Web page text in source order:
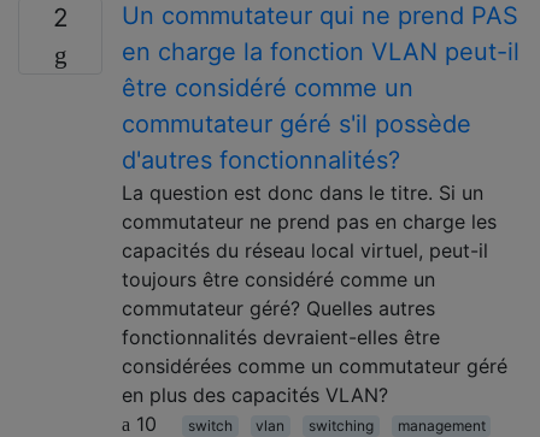
2
Un commutateur qui ne prend PAS
en charge la fonction VLAN peut-il
être considéré comme un
commutateur géré s'il possède
d'autres fonctionnalités?
La question est donc dans le titre. Si un
commutateur ne prend pas en charge les
capacités du réseau local virtuel, peut-il
toujours être considéré comme un
commutateur géré? Quelles autres
fonctionnalités devraient-elles être
considérées comme un commutateur géré
en plus des capacités VLAN?
10
switch vlan switching
management